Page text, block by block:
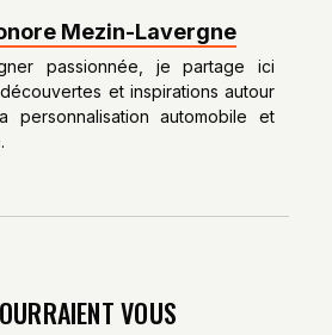
Mezin-Lavergne
passionnée, je partage ici
et inspirations autour
personnalisation automobile et
VOUS